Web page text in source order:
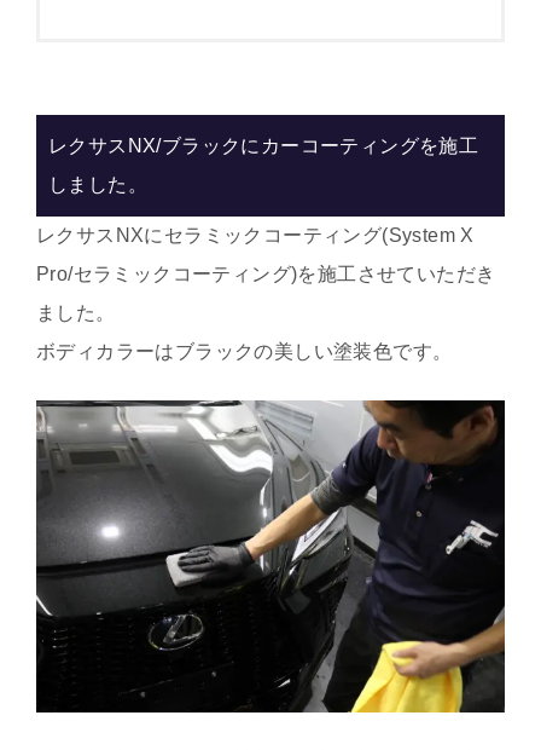
レクサスNX/ブラックにカーコーティングを施工
しました。
レクサスNXにセラミックコーティング(System X
Pro/セラミックコーティング)を施工させていただき
ました。
ボディカラーはブラックの美しい塗装色です。